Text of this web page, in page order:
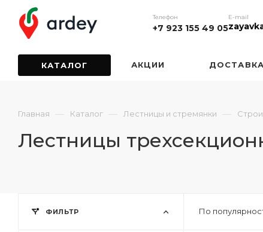
Телефон
+7 923 155 49 05
E-mail
КАТАЛОГ АКЦИИ ДОСТАВКА
Главная — Каталог — Лестницы и стремянки —
Лестницы
По
ФИЛЬТР